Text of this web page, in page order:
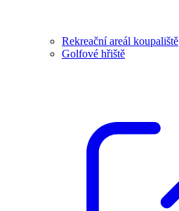
Rekreační areál koupaliště
Golfové hřiště